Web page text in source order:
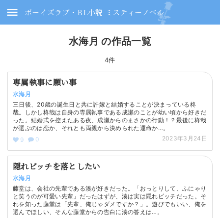
ボーイズラブ・BL小説 ミスティーノベル
水海月 の作品一覧
4件
専属執事に願い事
水海月
三日後、20歳の誕生日と共に許嫁と結婚することが決まっている柊
哉。しかし柊哉は自身の専属執事である成瀬のことが幼い頃から好きだ
った。結婚式を控えたある夜、成瀬からのまさかの行動！？最後に柊哉
が選ぶのは恋か、それとも両親から決められた運命か…。
9
0 2023年3月24日
隠れビッチを落としたい
水海月
藤堂は、会社の先輩である湊が好きだった。「おっとりして、ふにゃり
と笑うのが可愛い先輩」だったはずが、湊は実は隠れビッチだった。そ
れを知った藤堂は「先輩、俺じゃダメですか？」。遊びでもいい、俺を
選んでほしい、そんな藤堂からの告白に湊の答えは…。